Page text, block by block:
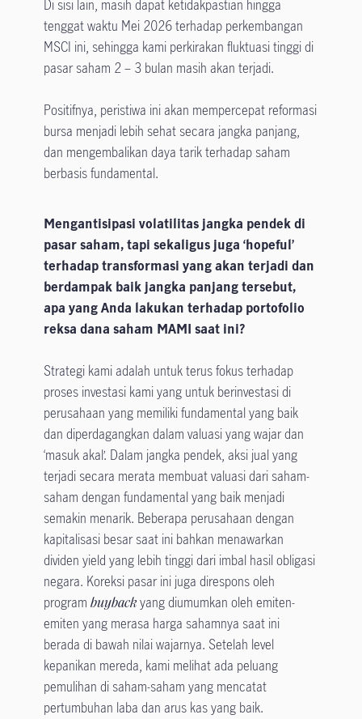
Di sisi lain, masih dapat ketidakpastian hingga
tenggat waktu Mei 2026 terhadap perkembangan
MSCI ini, sehingga kami perkirakan fluktuasi tinggi di
pasar saham 2 – 3 bulan masih akan terjadi.
Positifnya, peristiwa ini akan mempercepat reformasi
bursa menjadi lebih sehat secara jangka panjang,
dan mengembalikan daya tarik terhadap saham
berbasis fundamental.
Mengantisipasi volatilitas jangka pendek di
pasar saham, tapi sekaligus juga ‘hopeful’
terhadap transformasi yang akan terjadi dan
berdampak baik jangka panjang tersebut,
apa yang Anda lakukan terhadap portofolio
reksa dana saham MAMI saat ini?
Strategi kami adalah untuk terus fokus terhadap
proses investasi kami yang untuk berinvestasi di
perusahaan yang memiliki fundamental yang baik
dan diperdagangkan dalam valuasi yang wajar dan
‘masuk akal’. Dalam jangka pendek, aksi jual yang
terjadi secara merata membuat valuasi dari saham-
saham dengan fundamental yang baik menjadi
semakin menarik. Beberapa perusahaan dengan
kapitalisasi besar saat ini bahkan menawarkan
dividen yield yang lebih tinggi dari imbal hasil obligasi
negara. Koreksi pasar ini juga direspons oleh
program buybackyang diumumkan oleh emiten-
emiten yang merasa harga sahamnya saat ini
berada di bawah nilai wajarnya. Setelah level
kepanikan mereda, kami melihat ada peluang
pemulihan di saham-saham yang mencatat
pertumbuhan laba dan arus kas yang baik.